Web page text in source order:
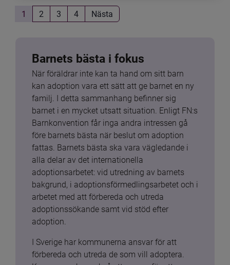
1 2 3 4 Nästa
Barnets bästa i fokus
När föräldrar inte kan ta hand om sitt barn
kan adoption vara ett sätt att ge barnet en ny
familj. I detta sammanhang befinner sig
barnet i en mycket utsatt situation. Enligt FN:s
Barnkonvention får inga andra intressen gå
före barnets bästa när beslut om adoption
fattas. Barnets bästa ska vara vägledande i
alla delar av det internationella
adoptionsarbetet: vid utredning av barnets
bakgrund, i adoptionsförmedlingsarbetet och i
arbetet med att förbereda och utreda
adoptionssökande samt vid stöd efter
adoption.
I Sverige har kommunerna ansvar för att
förbereda och utreda de som vill adoptera.